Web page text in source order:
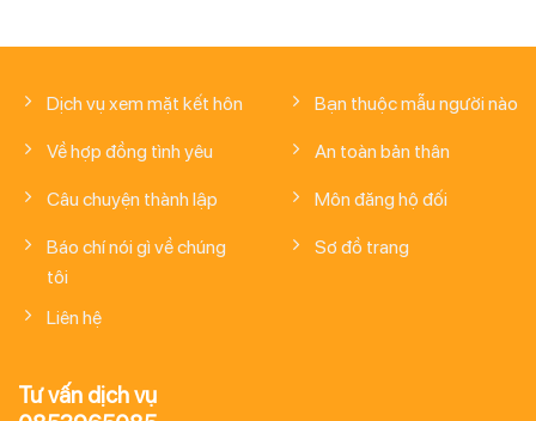
Dịch vụ xem mặt kết hôn
Về hợp đồng tình yêu
Câu chuyện thành lập
Báo chí nói gì về chúng
tôi
Liên hệ
Bạn thuộc mẫu người nào
An toàn bản thân
Môn đăng hộ đối
Sơ đồ trang
Tư vấn dịch vụ